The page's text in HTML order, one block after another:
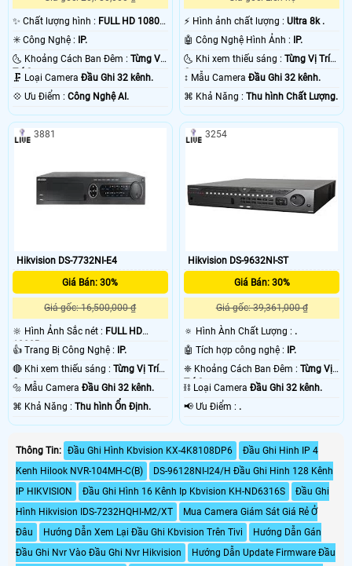
✨ Chất lượng hình : FULL HD 1080P
✳️ Công Nghệ : IP.
🌜 Khoảng Cách Ban Đêm : Từng Vị
Trí Camera .
🗜️ Loại Camera Đầu Ghi 32 kênh.
️💠 Ưu Điểm : Công Nghệ AI.
️⚡ Hình ảnh chất lượng :Ultra 8k .
🤖️ Công Nghệ Hình Ảnh : IP.
🌜 Khi xem thiếu sáng :Từng Vị Trí
Camera .
↕️ Mẫu CameraĐầu Ghi 32 kênh.
️⌘ Khả Năng :Thu hình Chất Lượng.
Hikvision DS-7732NI-E4
Giá Bán: 30%
Giá gốc: 16,500,000 ₫
🔆 Hình Ảnh Sắc nét : FULL HD
1080P .
👍 Trang Bị Công Nghệ : IP.
🔴 Khi xem thiếu sáng : Từng Vị Trí
Camera .
🔩 Mẫu Camera Đầu Ghi 32 kênh.
️⌘ Khả Năng : Thu hình Ổn Định.
3881
Hikvision DS-9632NI-ST
Giá Bán: 30%
Giá gốc: 39,361,000 ₫
🔅 Hình Ành Chất Lượng : .
🤖️ Tích hợp công nghệ : IP.
❈ Khoảng Cách Ban Đêm :Từng Vị
Trí Camera .
⛓ Loại CameraĐầu Ghi 32 kênh.
️📢 Ưu Điểm : .
3254
Thông Tin: Đầu Ghi Hình Kbvision KX-4K8108DP6
Đầu Ghi Hinh IP 4
Kenh Hilook NVR-104MH-C(B)
DS-96128NI-I24/H Đầu Ghi Hinh 128 Kênh
IP HIKVISION
Đầu Ghi Hình 16 Kênh Ip Kbvision KH-ND6316S
Đầu Ghi
Hình Hikvision IDS-7232HQHI-M2/XT
Mua Camera Giám Sát Giá Rẻ Ở
Đâu
Hướng Dẫn Xem Lại Đầu Ghi Kbvision Trên Tivi
Hướng Dẫn Gán
Đầu Ghi Nvr Vào Đầu Ghi Nvr Hikvision
Hướng Dẫn Update Firmware Đầu